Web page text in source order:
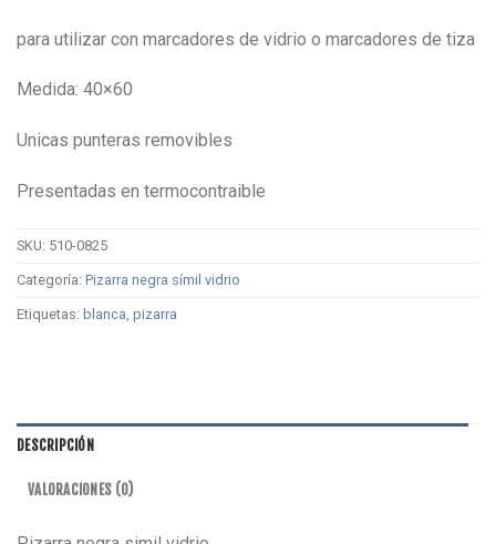
para utilizar con marcadores de vidrio o marcadores de tiza
Medida: 40×60
Unicas punteras removibles
Presentadas en termocontraible
SKU: 510-0825
Categoría: Pizarra negra símil vidrio
Etiquetas: blanca pizarra
DESCRIPCIÓN
VALORACIONES (0)